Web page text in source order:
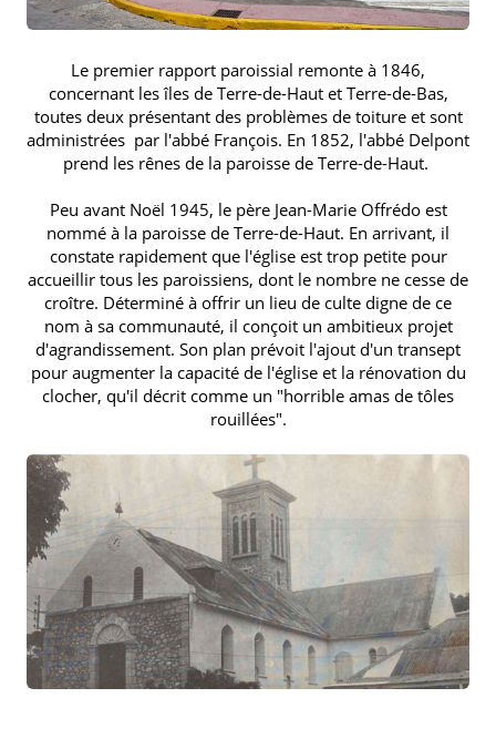
Le premier rapport paroissial remonte à 1846,
concernant les îles de Terre-de-Haut et Terre-de-Bas,
toutes deux présentant des problèmes de toiture et sont
administrées par l'abbé François. En 1852, l'abbé Delpont
prend les rênes de la paroisse de Terre-de-Haut.
Peu avant Noël 1945, le père Jean-Marie Offrédo est
nommé à la paroisse de Terre-de-Haut. En arrivant, il
constate rapidement que l'église est trop petite pour
accueillir tous les paroissiens, dont le nombre ne cesse de
croître. Déterminé à offrir un lieu de culte digne de ce
nom à sa communauté, il conçoit un ambitieux projet
d'agrandissement. Son plan prévoit l'ajout d'un transept
pour augmenter la capacité de l'église et la rénovation du
clocher, qu'il décrit comme un "horrible amas de tôles
rouillées".